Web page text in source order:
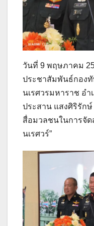
วันที่ 9 พฤษภาคม
ประชาสัมพันธ์กองทั
นเรศวรมหาราช อ
ประสาน แสงศิริรัก
สื่อมวลชนในการจัด
นเรศวร์”